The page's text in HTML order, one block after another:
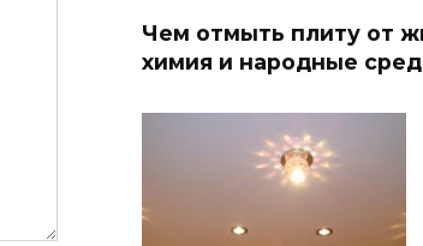
Чем отмыть плиту от
химия и народные